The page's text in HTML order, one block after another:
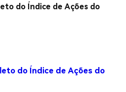
do Índice de Ações do
do Índice de Ações do